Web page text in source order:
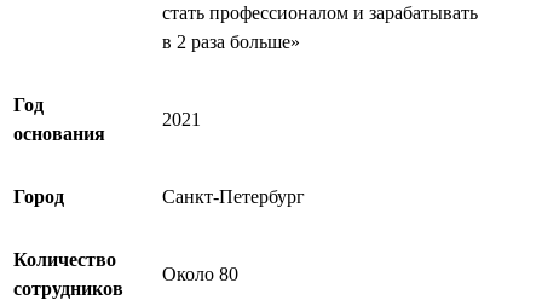
стать профессионалом и зарабатывать
в 2 раза больше»
Год
основания
2021
Город Санкт-Петербург
Количество
сотрудников
Около 80